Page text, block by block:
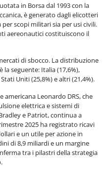
in Borsa dal 1993 con la
è generato dagli elicotteri
scopi militari sia per usi civili.
aereonautici costituiscono il
di sbocco. La distribuzione
seguente: Italia (17,6%),
Uniti (25,8%) e altri (21,4%).
americana Leonardo DRS, che
elettrica e sistemi di
e Patriot, continua a
2025 ha registrato ricavi
e un utile per azione in
di 8,9 miliardi e un margine
tra i pilastri della strategia